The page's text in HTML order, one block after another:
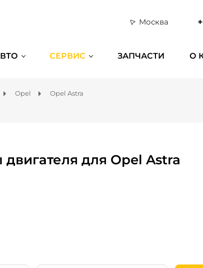
Москва
СЕРВИС ЗАПЧАСТИ О
Opel Opel Astra
для Opel Astra